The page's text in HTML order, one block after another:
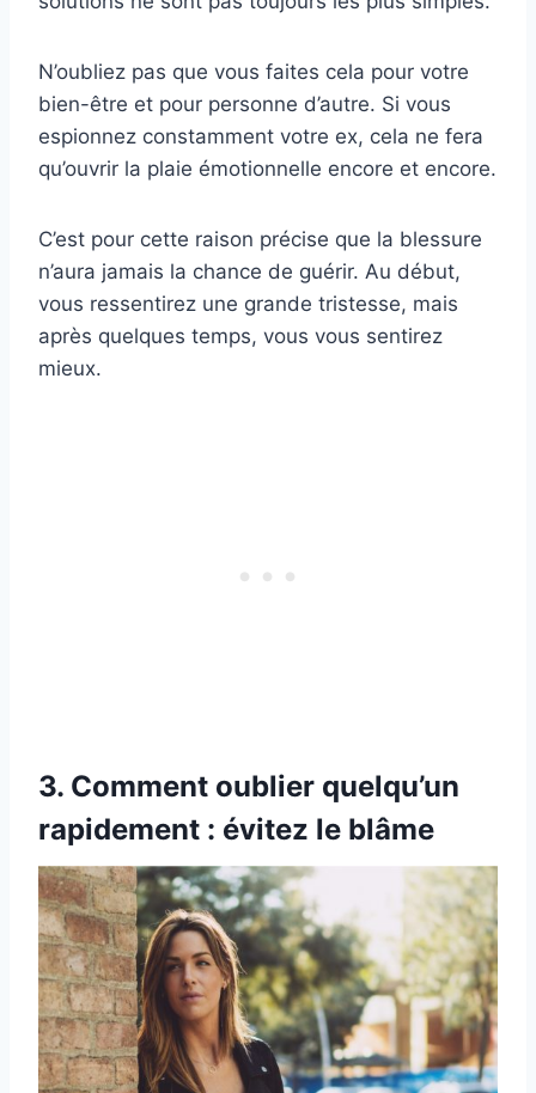
N’oubliez pas que vous faites cela pour votre
bien-être et pour personne d’autre. Si vous
espionnez constamment votre ex, cela ne fera
qu’ouvrir la plaie émotionnelle encore et encore.
C’est pour cette raison précise que la blessure
n’aura jamais la chance de guérir. Au début,
vous ressentirez une grande tristesse, mais
après quelques temps, vous vous sentirez
mieux.
3. Comment oublier quelqu’un
rapidement : évitez le blâme